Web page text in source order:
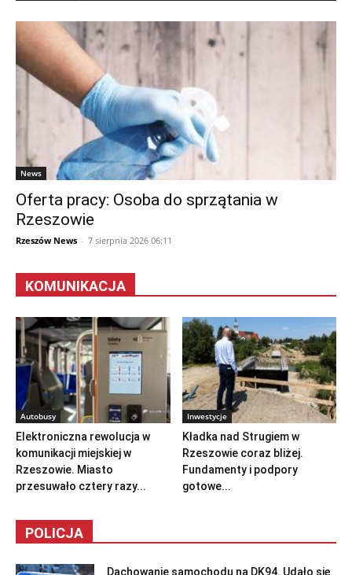
News
Oferta pracy: Osoba do sprzątania w
Rzeszowie
Rzeszów News - 7 sierpnia 2026 06:11
KOMUNIKACJA
Autobusy
Elektroniczna rewolucja w
komunikacji miejskiej w
Rzeszowie. Miasto
przesuwało cztery razy...
Inwestycje
Kładka nad Strugiem w
Rzeszowie coraz bliżej.
Fundamenty i podpory
gotowe...
POLICJA
Dachowanie samochodu na DK94. Udało się